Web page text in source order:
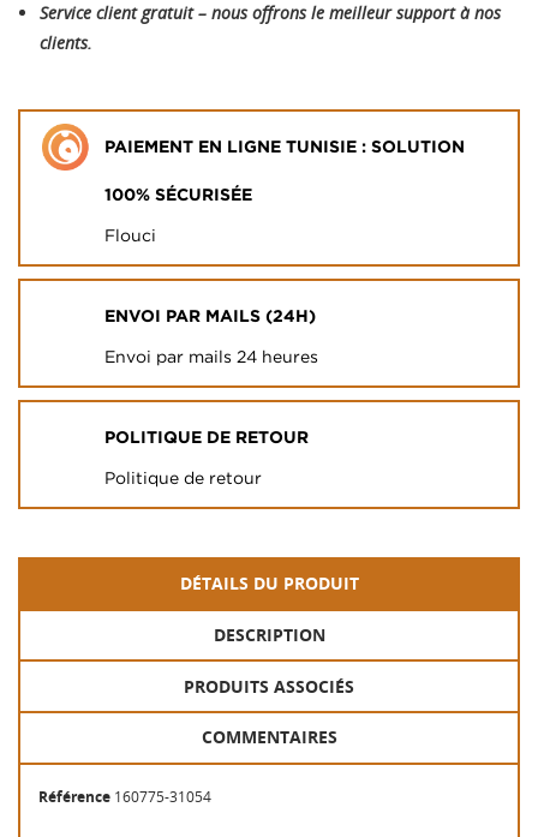
Service client gratuit – nous offrons le meilleur support à nos
clients.
PAIEMENT EN LIGNE TUNISIE : SOLUTION
100% SÉCURISÉE
Flouci
ENVOI PAR MAILS (24H)
Envoi par mails 24 heures
POLITIQUE DE RETOUR
Politique de retour
DÉTAILS DU PRODUIT
DESCRIPTION
PRODUITS ASSOCIÉS
COMMENTAIRES
Référence 160775-31054